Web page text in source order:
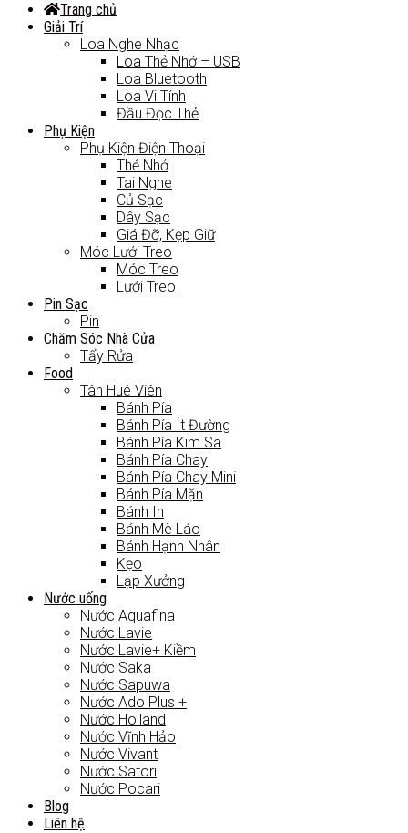
Trang chủ
Giải Trí
Loa Nghe Nhạc
Loa Thẻ Nhớ – USB
Loa Bluetooth
Loa Vi Tính
Đầu Đọc Thẻ
Phụ Kiện
Phụ Kiện Điện Thoại
Thẻ Nhớ
Tai Nghe
Củ Sạc
Dây Sạc
Giá Đỡ, Kẹp Giữ
Móc Lưới Treo
Móc Treo
Lưới Treo
Pin Sạc
Pin
Chăm Sóc Nhà Cửa
Tẩy Rửa
Food
Tân Huê Viên
Bánh Pía
Bánh Pía Ít Đường
Bánh Pía Kim Sa
Bánh Pía Chay
Bánh Pía Chay Mini
Bánh Pía Mặn
Bánh In
Bánh Mè Láo
Bánh Hạnh Nhân
Kẹo
Lạp Xưởng
Nước uống
Nước Aquafina
Nước Lavie
Nước Lavie+ Kiềm
Nước Saka
Nước Sapuwa
Nước Ado Plus +
Nước Holland
Nước Vĩnh Hảo
Nước Vivant
Nước Satori
Nước Pocari
Blog
Liên hệ